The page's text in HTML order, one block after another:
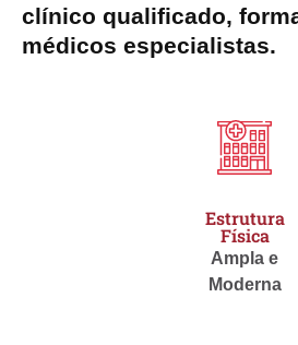
clínico qualificado,
médicos especialistas.
Estrutura
Física
Ampla e
Moderna